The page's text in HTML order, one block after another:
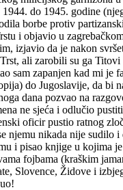
do 1945. godine
borbe protiv
i objavio u
izjavio da je nakon
ali zarobili su ga
sam zapanjen kad mi je
do Jugoslavije, da bi
dana pozvao na
ne sjeća i odlučio
oficir pustio ratnog
njemu nikada nije sudilo i
i pisao knjige u kojima
fojbama (kraškim
Slovence, Židove i
spomenuo!